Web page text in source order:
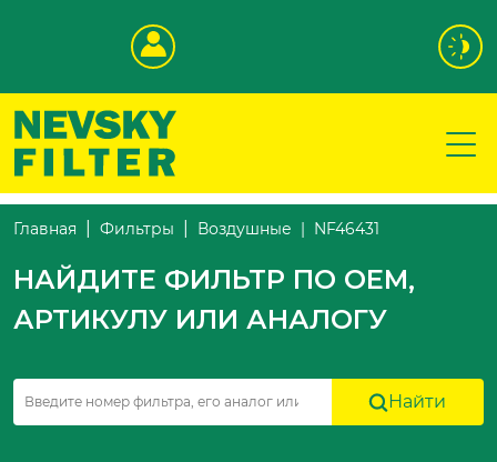
Главная Фильтры Воздушные NF46431
НАЙДИТЕ ФИЛЬТР ПО OEM,
АРТИКУЛУ ИЛИ АНАЛОГУ
Найти